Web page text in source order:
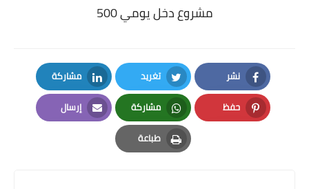
مشروع دخل يومي 500
نشر
Facebook
تغريد
Twitter
مشاركة
LinkedIn
حفظ
Pinterest
مشاركة
Whatsapp
إرسال
Email
طباعة
Print